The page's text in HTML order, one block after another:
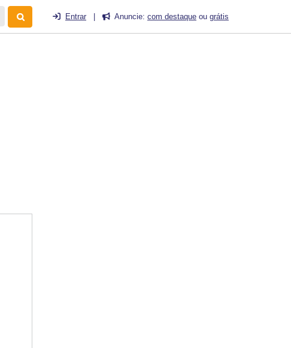
Entrar Anuncie: com destaque ou grátis